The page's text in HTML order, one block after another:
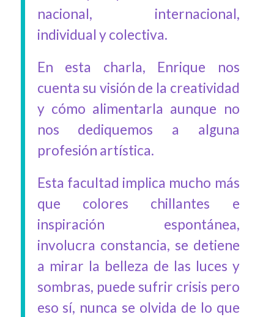
nacional, internacional,
individual y colectiva.
En esta charla, Enrique nos
cuenta su visión de la creatividad
y cómo alimentarla aunque no
nos dediquemos a alguna
profesión artística.
Esta facultad implica mucho más
que colores chillantes e
inspiración espontánea,
involucra constancia, se detiene
a mirar la belleza de las luces y
sombras, puede sufrir crisis pero
eso sí, nunca se olvida de lo que